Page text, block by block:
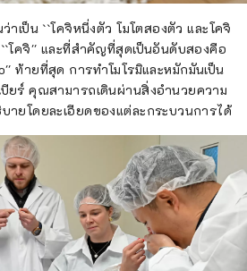
าเป็น ``โคจิหนึ่งตัว โมโตสองตัว และโคจิ
คจิ'' และที่สำคัญที่สุดเป็นอันดับสองคือ
ท้ายที่สุด การทำโมโรมิและหมักมันเป็น
ยร์ คุณสามารถเดินผ่านสิ่งอำนวยความ
ายโดยละเอียดของแต่ละกระบวนการได้